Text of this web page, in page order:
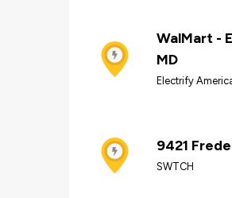
WalMart -
MD
Electrify
9421
SWTCH